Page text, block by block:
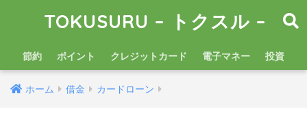
TOKUSURU – トクスル –
節約 ポイント クレジットカード 電子マネー 投資
ホーム 借金 カードローン